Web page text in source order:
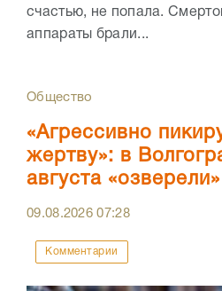
счастью, не попала.
аппараты брали...
Общество
«Агрессивно
жертву»: в
августа
09.08.202607:28
Комментарии